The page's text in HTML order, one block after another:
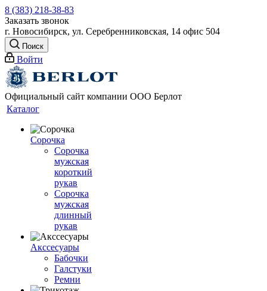
8 (383) 218-38-83
Заказать звонок
г. Новосибирск, ул. Серебренниковская, 14 офис 504
Поиск
Войти
Официальный сайт компании ООО Берлот
Каталог
Сорочка
Сорочка
мужская
короткий
рукав
Сорочка
мужская
длинный
рукав
Акссесуары
Бабочки
Галстуки
Ремни